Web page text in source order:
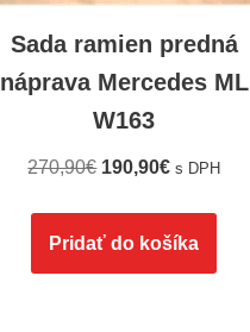
Sada ramien predná
náprava Mercedes ML
W163
270,90€ 190,90€ s DPH
Pridať do košíka